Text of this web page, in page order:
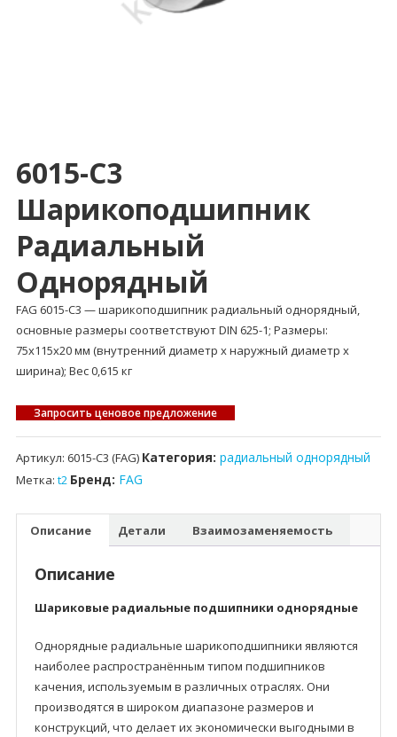
6015-C3
Шарикоподшипник
Радиальный
Однорядный
FAG 6015-C3 — шарикоподшипник радиальный однорядный,
основные размеры соответствуют DIN 625-1; Размеры:
75x115x20 мм (внутренний диаметр x наружный диаметр x
ширина); Вес 0,615 кг
Запросить ценовое предложение
Артикул: 6015-C3 (FAG) Категория: радиальный однорядный
Метка: t2 Бренд: FAG
Описание Детали Взаимозаменяемость
Описание
Шариковые радиальные подшипники однорядные
Однорядные радиальные шарикоподшипники являются
наиболее распространённым типом подшипников
качения, используемым в различных отраслях. Они
производятся в широком диапазоне размеров и
конструкций, что делает их экономически выгодными в